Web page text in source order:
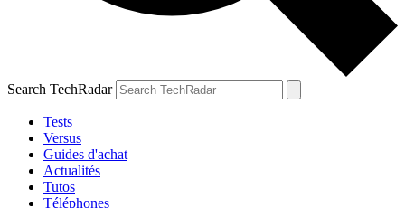
Search TechRadar
Tests
Versus
Guides d'achat
Actualités
Tutos
Téléphones